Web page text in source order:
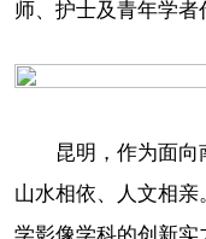
师、护士及青年学者
昆明，作为面向
山水相依、人文相
学影像学科的创新